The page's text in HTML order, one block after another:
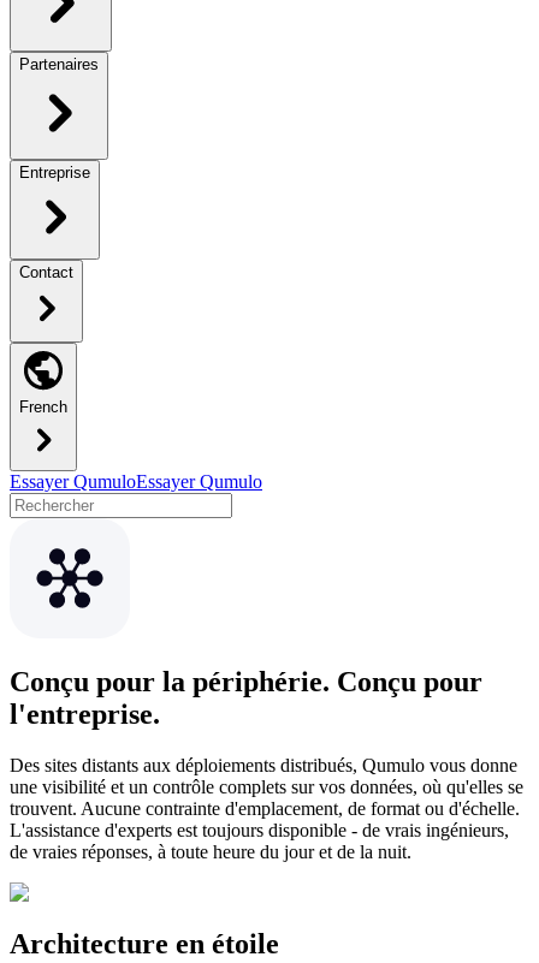
Partenaires
Entreprise
Contact
French
Essayer QumuloEssayer Qumulo
Conçu pour la périphérie. Conçu pour
l'entreprise.
Des sites distants aux déploiements distribués, Qumulo vous donne
une visibilité et un contrôle complets sur vos données, où qu'elles se
trouvent. Aucune contrainte d'emplacement, de format ou d'échelle.
L'assistance d'experts est toujours disponible - de vrais ingénieurs,
de vraies réponses, à toute heure du jour et de la nuit.
Architecture en étoile